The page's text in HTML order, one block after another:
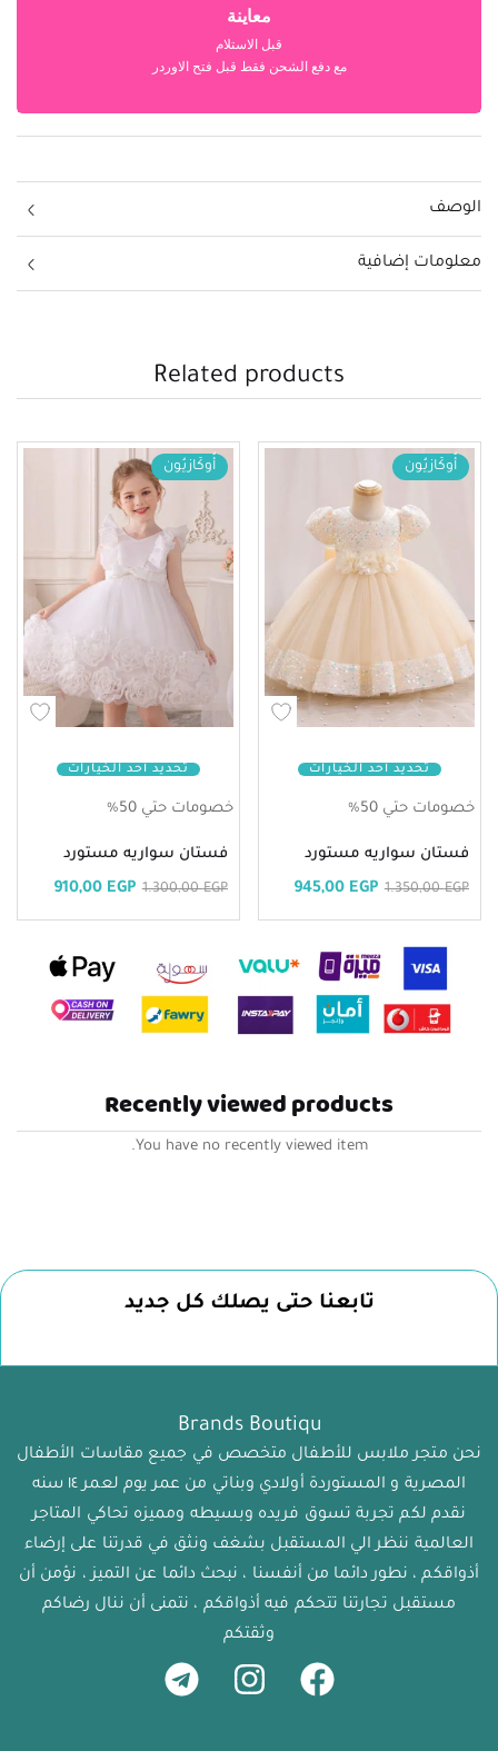
معاينة
قبل الاستلام
مع دفع الشحن فقط قبل فتح الاوردر
الوصف
معلومات إضافية
Related products
تحديد أحد الخيارات
أُوكَازيُون
خصومات حتي 50%
فستان سواريه مستورد
1.350,00EGP
945,00 EGP
تحديد أحد الخيارات
أُوكَازيُون
خصومات حتي 50%
فستان سواريه مستورد
1.300,00EGP
910,00 EGP
Recently viewed products
You have no recently viewed item.
تابعنا حتى يصلك كل جديد
Brands Boutiqu
نحن متجر ملابس للأطفال متخصص في جميع مقاسات الأطفال
المصرية و المستوردة أولادي وبناتي من عمر يوم لعمر ١٤ سنه
نقدم لكم تجربة تسوق فريده وبسيطه ومميزه تحاكي المتاجر
العالمية ننظر الي المستقبل بشغف ونثق في قدرتنا على إرضاء
أذواقكم ، نطور دائما من أنفسنا ، نبحث دائما عن التميز ، نؤمن أن
مستقبل تجارتنا تتحكم فيه أذواقكم ، نتمنى أن ننال رضاكم
وثقتكم